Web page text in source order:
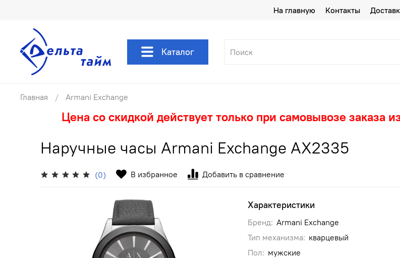
На главную Контакты
Каталог
Главная Armani Exchange
Цена со скидкой действует только при самовывозе заказа
Наручные часы Armani Exchange AX2335
(0) В избранное Добавить в сравнение
Характеристики
Бренд: Armani Exchange
Тип механизма: кварцевый
Пол: мужские